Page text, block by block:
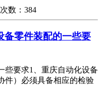
数：384
备零件装配的一些要
些要求1、重庆自动化设备
件）必须具备相应的检验